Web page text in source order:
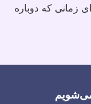
زمانی که دوباره